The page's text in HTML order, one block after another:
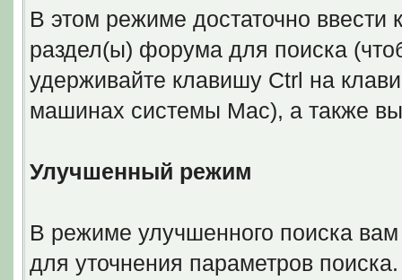
В этом режиме достаточно ввести
раздел(ы) форума для поиска
удерживайте клавишу Ctrl на
машинах системы Mac), а также
Улучшенный режим
В режиме улучшенного поиска
для уточнения параметров